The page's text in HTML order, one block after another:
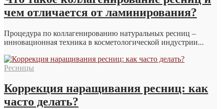
чем отличается от ламинирования?
Процедура по коллагенированию натуральных ресниц –
инновационная техника в косметологической индустрии...
Ресницы
Коррекция наращивания ресниц: как
часто делать?